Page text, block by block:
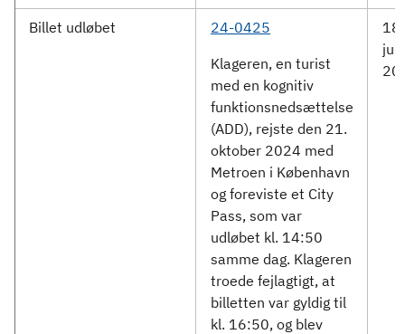
Billet udløbet
24-0425
Klageren, en turist
med en kognitiv
funktionsnedsættelse
(ADD), rejste den 21.
oktober 2024 med
Metroen i København
og foreviste et City
Pass, som var
udløbet kl. 14:50
samme dag. Klageren
troede fejlagtigt, at
billetten var gyldig til
kl. 16:50, og blev
18.
juni